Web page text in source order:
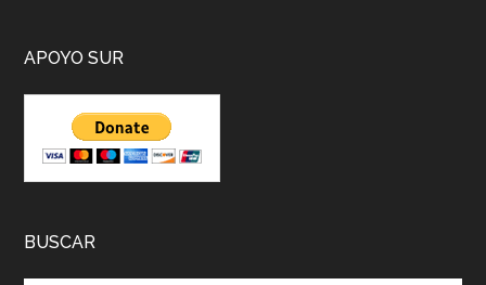
APOYO SUR
BUSCAR